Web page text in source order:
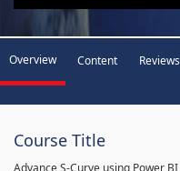
Overview Content Reviews
Course Title
Advance S-Curve using Power BI